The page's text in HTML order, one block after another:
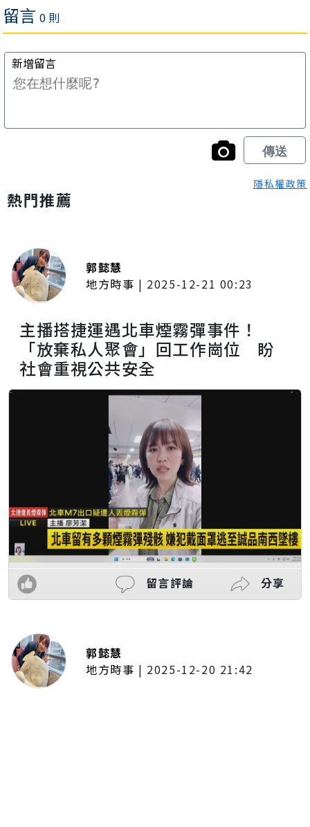
隱私權政策
熱門推薦
郭懿慧
地方時事 | 2025-12-21 00:23
主播搭捷運遇北車煙霧彈事件！
「放棄私人聚會」回工作崗位 盼
社會重視公共安全
留言評論 分享
郭懿慧
地方時事 | 2025-12-20 21:42